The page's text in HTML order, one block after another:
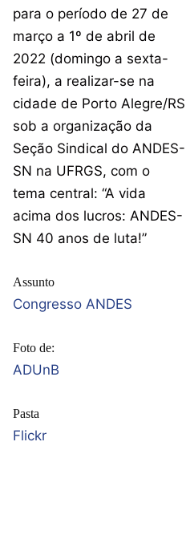
para o período de 27 de
março a 1º de abril de
2022 (domingo a sexta-
feira), a realizar-se na
cidade de Porto Alegre/RS
sob a organização da
Seção Sindical do ANDES-
SN na UFRGS, com o
tema central: “A vida
acima dos lucros: ANDES-
SN 40 anos de luta!”
Assunto
Congresso ANDES
Foto de:
ADUnB
Pasta
Flickr